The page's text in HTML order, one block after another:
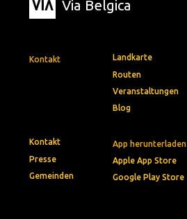
Via Belgica
Kontakt
App herunterladen
Apple App Store
Google Play Store
Landkarte
Routen
Veranstaltungen
Blog
Kontakt
Presse
Gemeinden